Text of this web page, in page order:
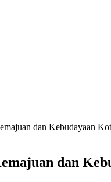
dan Kebudayaan
dan